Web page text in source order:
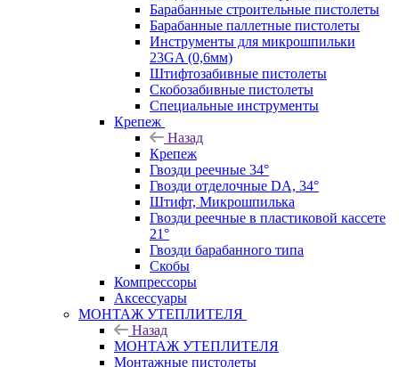
Барабанные строительные пистолеты
Барабанные паллетные пистолеты
Инструменты для микрошпильки
23GA (0,6мм)
Штифтозабивные пистолеты
Скобозабивные пистолеты
Специальные инструменты
Крепеж
Назад
Крепеж
Гвозди реечные 34°
Гвозди отделочные DA, 34°
Штифт, Микрошпилька
Гвозди реечные в пластиковой кассете
21°
Гвозди барабанного типа
Скобы
Компрессоры
Аксессуары
МОНТАЖ УТЕПЛИТЕЛЯ
Назад
МОНТАЖ УТЕПЛИТЕЛЯ
Монтажные пистолеты